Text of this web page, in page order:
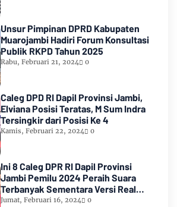
Unsur Pimpinan DPRD Kabupaten
Muarojambi Hadiri Forum Konsultasi
Publik RKPD Tahun 2025
Rabu, Februari 21, 2024 0
Caleg DPD RI Dapil Provinsi Jambi,
Elviana Posisi Teratas, M Sum Indra
Tersingkir dari Posisi Ke 4
Kamis, Februari 22, 2024 0
Ini 8 Caleg DPR RI Dapil Provinsi
Jambi Pemilu 2024 Peraih Suara
Terbanyak Sementara Versi Real
Count KPU RI
Jumat, Februari 16, 2024 0